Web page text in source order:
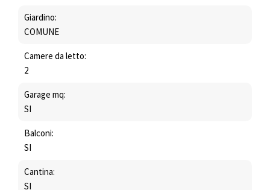
Giardino:
COMUNE
Camere da letto:
2
Garage mq:
SI
Balconi:
SI
Cantina:
SI